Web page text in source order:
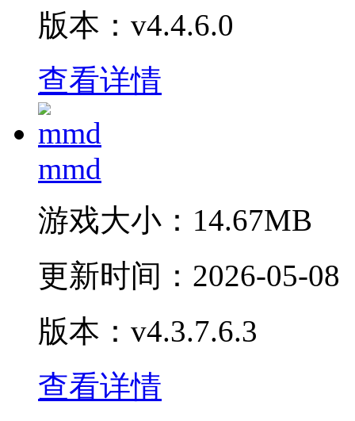
版本：v4.4.6.0
查看详情
mmd
游戏大小： 14.67MB
更新时间： 2026-05-08
版本：v4.3.7.6.3
查看详情